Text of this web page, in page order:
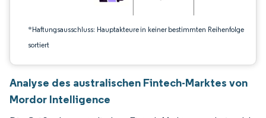
*Haftungsausschluss: Hauptakteure in keiner bestimmten Reihenfolge
sortiert
Analyse des australischen Fintech-Marktes von
Mordor Intelligence